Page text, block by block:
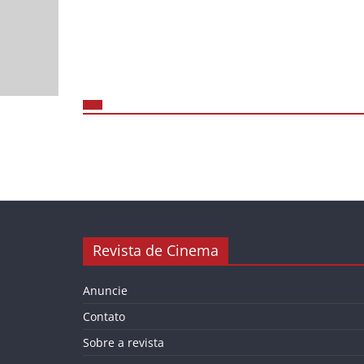
Revista de Cinema
Anuncie
Contato
Sobre a revista